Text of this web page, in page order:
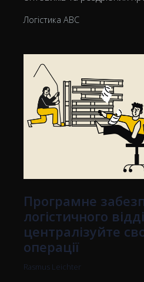
Логістика ABC
Програмне
логістичного
централізуйте
операції
Rasmus Leichter